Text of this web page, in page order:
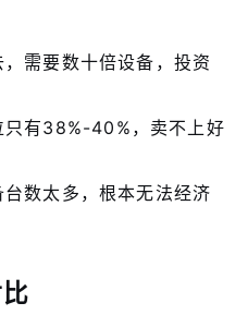
需要数十倍设备，投资
只有38%-40%，卖不上好
数太多，根本无法经济